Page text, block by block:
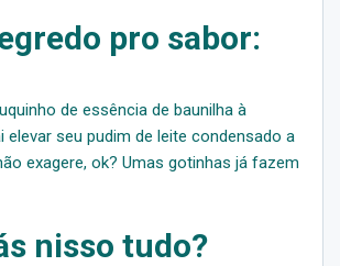
pro sabor:
de essência de baunilha à
elevar seu pudim de leite condensado a
exagere, ok? Umas gotinhas já fazem
nisso tudo?